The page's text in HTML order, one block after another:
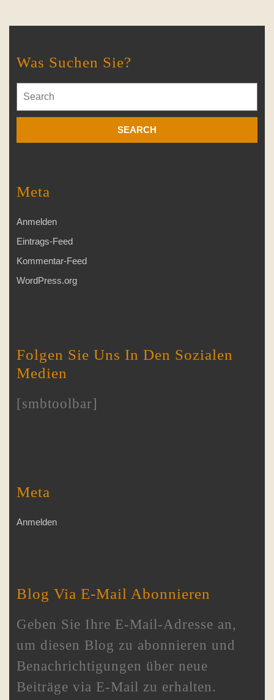
Was Suchen Sie?
for:
Meta
Anmelden
Eintrags-Feed
Kommentar-Feed
WordPress.org
Folgen Sie Uns In Den Sozialen
Medien
[smbtoolbar]
Meta
Anmelden
Blog Via E-Mail Abonnieren
Geben Sie Ihre E-Mail-Adresse an,
um diesen Blog zu abonnieren und
Benachrichtigungen über neue
Beiträge via E-Mail zu erhalten.